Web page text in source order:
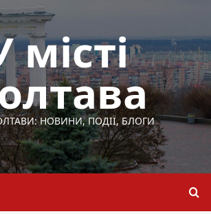
місті
НОВИНИ, ПОДІЇ, БЛОГИ